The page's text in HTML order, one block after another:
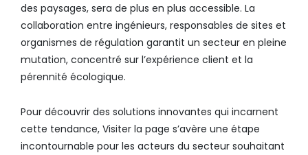
des paysages, sera de plus en plus accessible. La
collaboration entre ingénieurs, responsables de sites et
organismes de régulation garantit un secteur en pleine
mutation, concentré sur l’expérience client et la
pérennité écologique.
Pour découvrir des solutions innovantes qui incarnent
cette tendance, Visiter la page s’avère une étape
incontournable pour les acteurs du secteur souhaitant